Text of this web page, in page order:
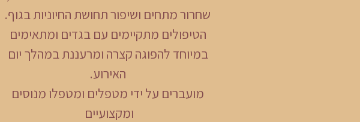
שחרור מתחים ושיפור תחושת החיוניות בגוף.
הטיפולים מתקיימים עם בגדים ומתאימים
במיוחד להפוגה קצרה ומרעננת במהלך יום
האירוע.
מועברים על ידי מטפלים ומטפלו מנוסים
ומקצועיים